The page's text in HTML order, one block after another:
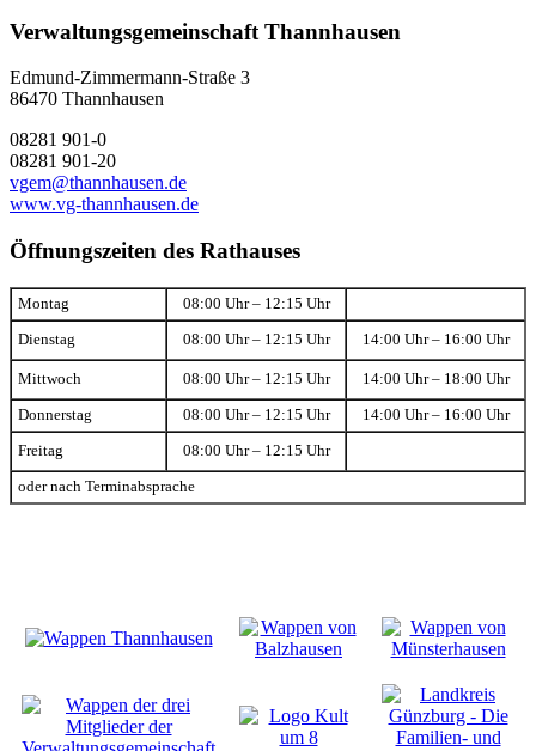
Verwaltungsgemeinschaft Thannhausen
Edmund-Zimmermann-Straße 3
86470 Thannhausen
08281 901-0
08281 901-20
vgem@thannhausen.de
www.vg-thannhausen.de
Öffnungszeiten des Rathauses
Montag 08:00 Uhr – 12:15 Uhr
Dienstag 08:00 Uhr – 12:15 Uhr 14:00 Uhr – 16:00 Uhr
Mittwoch 08:00 Uhr – 12:15 Uhr 14:00 Uhr – 18:00 Uhr
Donnerstag 08:00 Uhr – 12:15 Uhr 14:00 Uhr – 16:00 Uhr
Freitag 08:00 Uhr – 12:15 Uhr
oder nach Terminabsprache